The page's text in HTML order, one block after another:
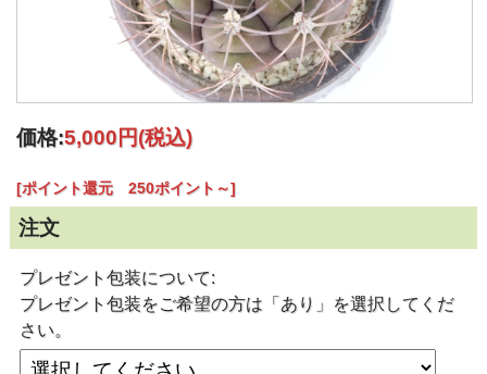
価格:5,000円(税込)
[ポイント還元 250ポイント～]
注文
プレゼント包装について:
プレゼント包装をご希望の方は「あり」を選択してくだ
さい。